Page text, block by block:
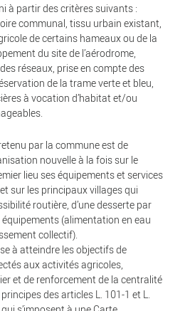
à partir des critères suivants :
communal, tissu urbain existant,
de certains hameaux ou de la
du site de l’aérodrome,
réseaux, prise en compte des
de la trame verte et bleu,
à vocation d’habitat et/ou
par la commune est de
nouvelle à la fois sur le
lieu ses équipements et services
sur les principaux villages qui
routière, d’une desserte par
(alimentation en eau
collectif).
à atteindre les objectifs de
aux activités agricoles,
et de renforcement de la centralité
des articles L. 101-1 et L.